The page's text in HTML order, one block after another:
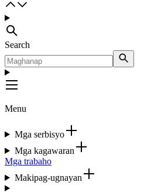
Search
Menu
Mga serbisyo
Mga kagawaran
Mga trabaho
Makipag-ugnayan